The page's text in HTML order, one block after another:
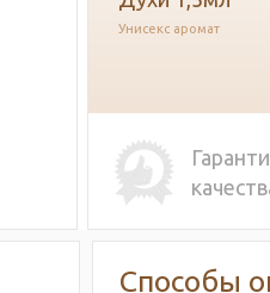
Унисекс аромат
Способы